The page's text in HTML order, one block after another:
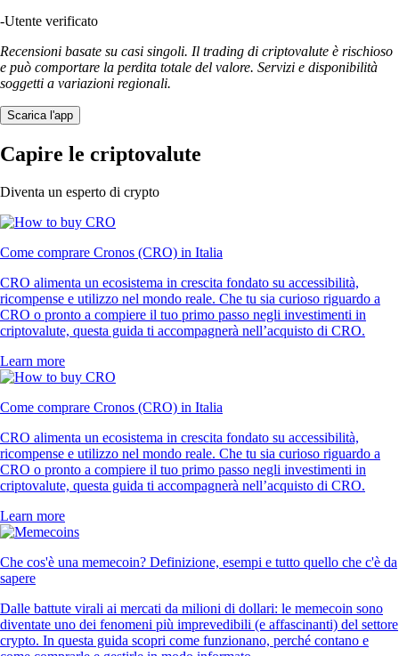
-Utente verificato
Recensioni basate su casi singoli. Il trading di criptovalute è rischioso
e può comportare la perdita totale del valore. Servizi e disponibilità
soggetti a variazioni regionali.
Scarica l'app
Capire le criptovalute
Diventa un esperto di crypto
Come comprare Cronos (CRO) in Italia
CRO alimenta un ecosistema in crescita fondato su accessibilità,
ricompense e utilizzo nel mondo reale. Che tu sia curioso riguardo a
CRO o pronto a compiere il tuo primo passo negli investimenti in
criptovalute, questa guida ti accompagnerà nell’acquisto di CRO.
Learn more
Come comprare Cronos (CRO) in Italia
CRO alimenta un ecosistema in crescita fondato su accessibilità,
ricompense e utilizzo nel mondo reale. Che tu sia curioso riguardo a
CRO o pronto a compiere il tuo primo passo negli investimenti in
criptovalute, questa guida ti accompagnerà nell’acquisto di CRO.
Learn more
Che cos'è una memecoin? Definizione, esempi e tutto quello che c'è da
sapere
Dalle battute virali ai mercati da milioni di dollari: le memecoin sono
diventate uno dei fenomeni più imprevedibili (e affascinanti) del settore
crypto. In questa guida scopri come funzionano, perché contano e